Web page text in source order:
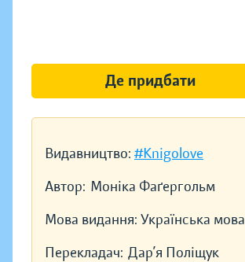
Видавництво: #Knigolove
Автор: Моніка Фаґергольм
Мова видання: Українська мова
Перекладач: Дар’я Поліщук
Де придбати